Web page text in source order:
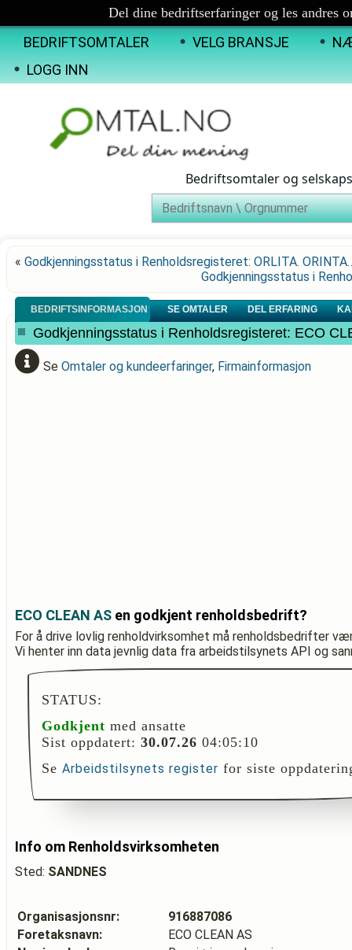
Del dine bedriftserfaringer og les andres
BEDRIFTSOMTALER VELG BRANSJE
LOGG INN
Bedriftsomtaler og
« Godkjenningsstatus i Renholdsregisteret: ORLITA.
Godkjenningsstatus i
BEDRIFTSINFORMASJON SE OMTALER DEL ERFARING
Godkjenningsstatus i Renholdsregisteret: ECO
Se Omtaler og kundeerfaringer, Firmainformasjon
ECO CLEAN AS en godkjent renholdsbedrift?
For å drive lovlig renholdvirksomhet må renholdsbedrifter
Vi henter inn data jevnlig data fra arbeidstilsynets API og
STATUS:
Godkjent med ansatte
Sist oppdatert: 30.07.26 04:05:10
Se Arbeidstilsynets register for siste
Info om Renholdsvirksomheten
Sted: SANDNES
Organisasjonsnr:
916887086
Foretaksnavn:
ECO CLEAN AS